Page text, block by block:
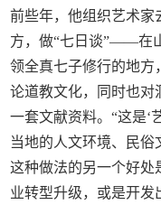
前些年，他组织艺术家
方，做“七日谈”——在
领全真七子修行的地方
论道教文化，同时也对
一套文献资料。“这是‘
当地的人文环境、民俗
这种做法的另一个好处
业转型升级，或是开发